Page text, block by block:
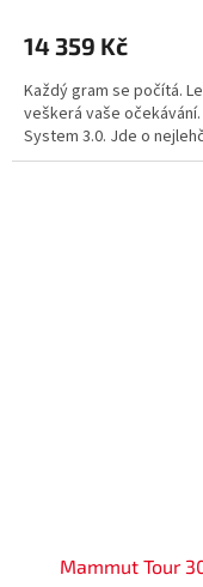
14 359 Kč
Každý gram se počítá.
veškerá vaše
System 3.0. Jde o
Mammut Tour